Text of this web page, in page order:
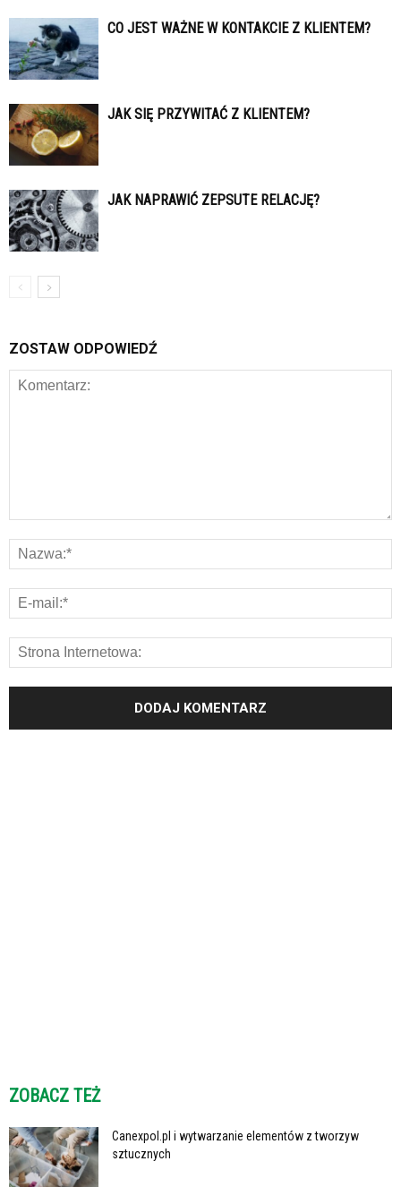
CO JEST WAŻNE W KONTAKCIE Z KLIENTEM?
JAK SIĘ PRZYWITAĆ Z KLIENTEM?
JAK NAPRAWIĆ ZEPSUTE RELACJĘ?
ZOSTAW ODPOWIEDŹ
ZOBACZ TEŻ
Canexpol.pl i wytwarzanie elementów z tworzyw
sztucznych